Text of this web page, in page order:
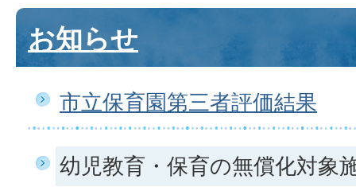
お知らせ
市立保育園第三者評価結果
幼児教育・保育の無償化対象